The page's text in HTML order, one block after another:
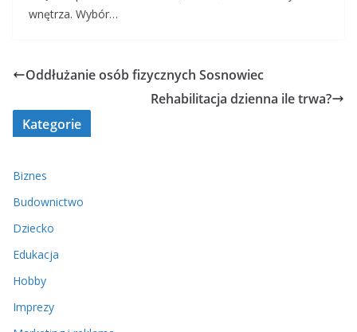
wnętrza. Wybór…
Oddłużanie osób fizycznych Sosnowiec
Rehabilitacja dzienna ile trwa?
Kategorie
Biznes
Budownictwo
Dziecko
Edukacja
Hobby
Imprezy